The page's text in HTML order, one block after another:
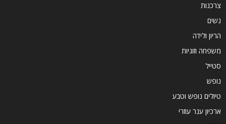
צרכנות
נשים
הריון ולידה
משפחה וזוגיות
סטייל
נופש
טיולים נופש וטבע
ארכיון ענר עוזרי